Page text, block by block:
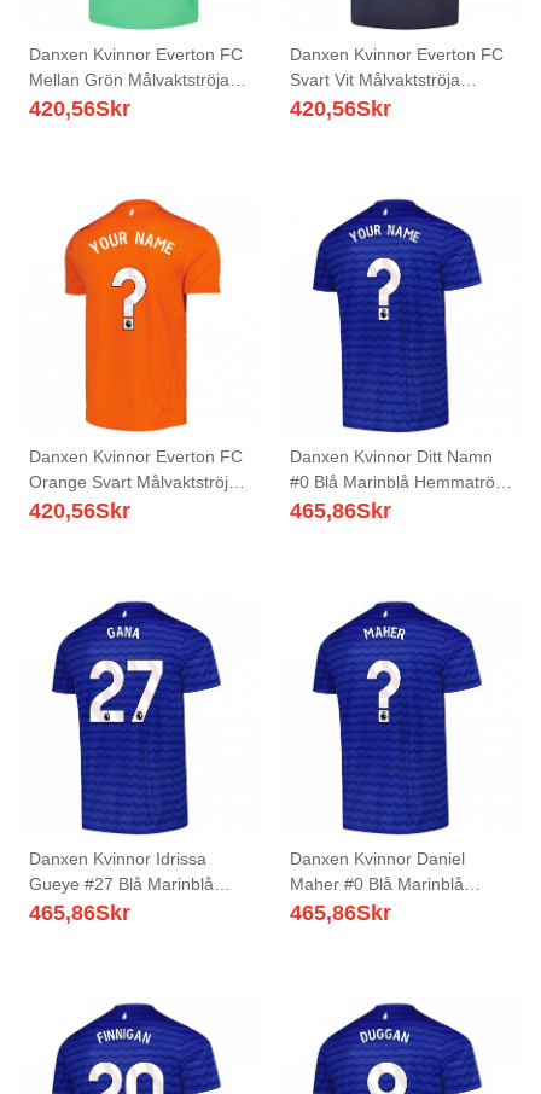
Danxen Kvinnor Everton FC
Mellan Grön Målvaktströja
2025/26 T-tröja
420,56Skr
Danxen Kvinnor Everton FC
Svart Vit Målvaktströja
2025/26 T-tröja
420,56Skr
Danxen Kvinnor Everton FC
Orange Svart Målvaktströja
2025/26 T-tröja
420,56Skr
Danxen Kvinnor Ditt Namn
#0 Blå Marinblå Hemmatröja
Matchtröjor 2025/26 Tröjor
465,86Skr
Danxen Kvinnor Idrissa
Gueye #27 Blå Marinblå
Hemmatröja Matchtröjor
465,86Skr
Danxen Kvinnor Daniel
Maher #0 Blå Marinblå
Hemmatröja Matchtröjor
465,86Skr